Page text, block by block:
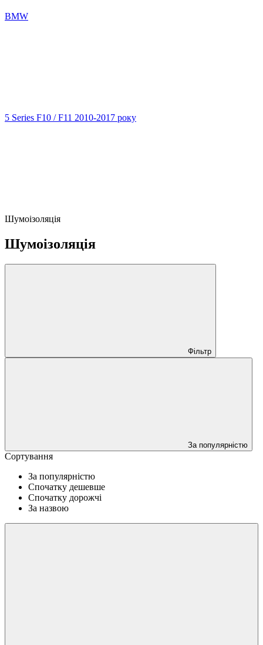
BMW
5 Series F10 / F11 2010-2017 року
Шумоізоляція
Шумоізоляція
Фільтр
За популярністю
Сортування
За популярністю
Спочатку дешевше
Спочатку дорожчі
За назвою